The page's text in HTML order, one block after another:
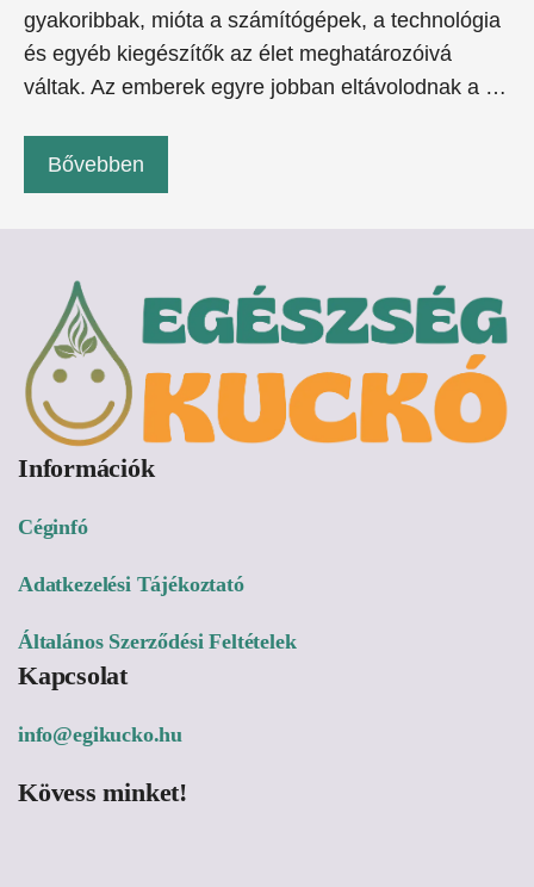
gyakoribbak, mióta a számítógépek, a technológia
és egyéb kiegészítők az élet meghatározóivá
váltak. Az emberek egyre jobban eltávolodnak a …
Bővebben
Információk
Céginfó
Adatkezelési Tájékoztató
Általános Szerződési Feltételek
Kapcsolat
info@egikucko.hu
Kövess minket!